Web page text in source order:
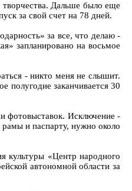
Дальше было еще
за свой счет на 78 дней.
за все, что делаю -
запланировано на восьмое
- никто меня не слышит.
полугодие заканчивается 30
фотовыставок. Исключение -
и паспарту, нужно около
культуры «Центр народного
автономной области за